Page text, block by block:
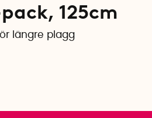
125cm
längre plagg